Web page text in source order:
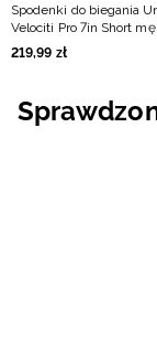
Spodenki do biegania
Velociti Pro 7in Short
miętowe
219,99 zł